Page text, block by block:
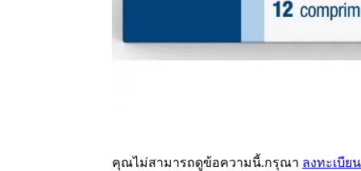
คุณไม่สามารถดูข้อความนี้.กรุณา ลงทะเบียน